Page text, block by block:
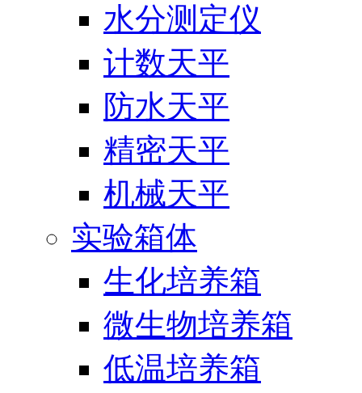
水分测定仪
计数天平
防水天平
精密天平
机械天平
实验箱体
生化培养箱
微生物培养箱
低温培养箱